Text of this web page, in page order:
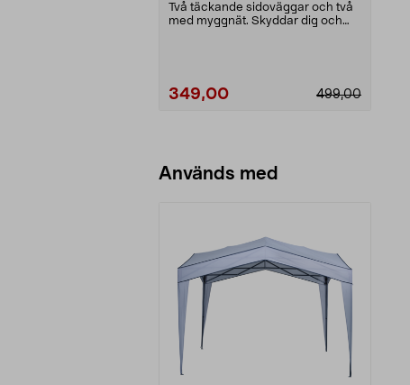
Två täckande sidoväggar och två
med myggnät. Skyddar dig och
499,00
349,00
Används med